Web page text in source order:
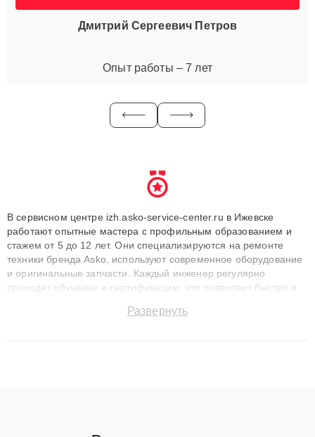
Дмитрий Сергеевич Петров
Опыт работы – 7 лет
В сервисном центре izh.asko-service-center.ru в Ижевске
работают опытные мастера с профильным образованием и
стажем от 5 до 12 лет. Они специализируются на ремонте
техники бренда Asko, используют современное оборудование
и оригинальные запчасти. Каждый инженер регулярно
проходит обучение и сертификацию, что позволяет быстро и
сохранением гарантии до 3 лет. Наши мастера решают
Развернуть